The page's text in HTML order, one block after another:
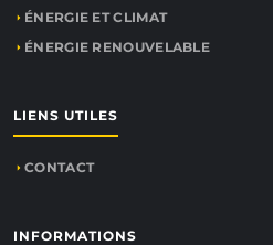
ÉNERGIE ET CLIMAT
ÉNERGIE RENOUVELABLE
LIENS UTILES
CONTACT
INFORMATIONS